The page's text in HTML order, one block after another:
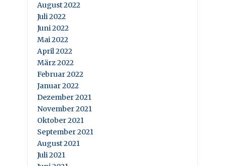
August 2022
Juli 2022
Juni 2022
Mai 2022
April 2022
März 2022
Februar 2022
Januar 2022
Dezember 2021
November 2021
Oktober 2021
September 2021
August 2021
Juli 2021